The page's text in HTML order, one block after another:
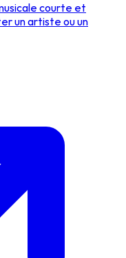
courte et
un artiste ou un